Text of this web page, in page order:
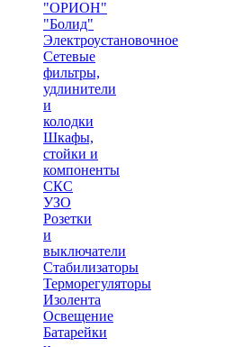
"ОРИОН"
"Болид"
Электроустановочное
Сетевые
фильтры,
удлинители
и
колодки
Шкафы,
стойки и
компоненты
СКС
УЗО
Розетки
и
выключатели
Стабилизаторы
Терморегуляторы
Изолента
Освещение
Батарейки